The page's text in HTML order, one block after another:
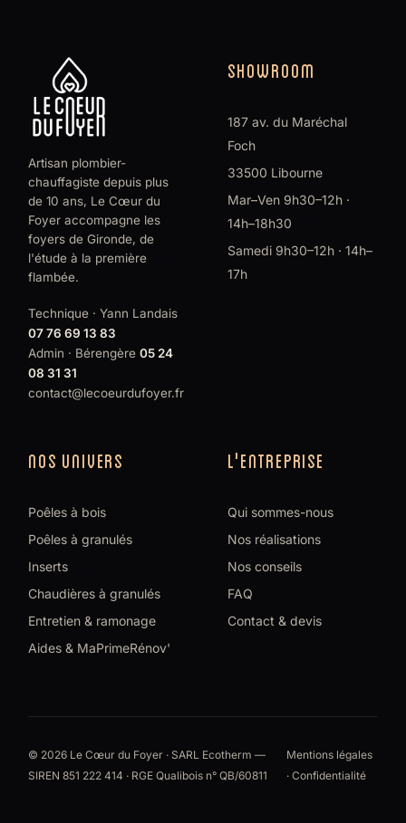
Artisan plombier-
chauffagiste depuis plus
de 10 ans, Le Cœur du
Foyer accompagne les
foyers de Gironde, de
l'étude à la première
flambée.
Technique · Yann Landais
07 76 69 13 83
Admin · Bérengère05 24
08 31 31
contact@lecoeurdufoyer.fr
SHOWROOM
187 av. du Maréchal
Foch
33500 Libourne
Mar–Ven 9h30–12h ·
14h–18h30
Samedi 9h30–12h · 14h–
17h
NOS UNIVERS
Poêles à bois
Poêles à granulés
Inserts
Chaudières à granulés
Entretien & ramonage
Aides & MaPrimeRénov'
L'ENTREPRISE
Qui sommes-nous
Nos réalisations
Nos conseils
FAQ
Contact & devis
© 2026 Le Cœur du Foyer · SARL Ecotherm —
SIREN 851 222 414 · RGE Qualibois n° QB/60811
Mentions légales
·Confidentialité